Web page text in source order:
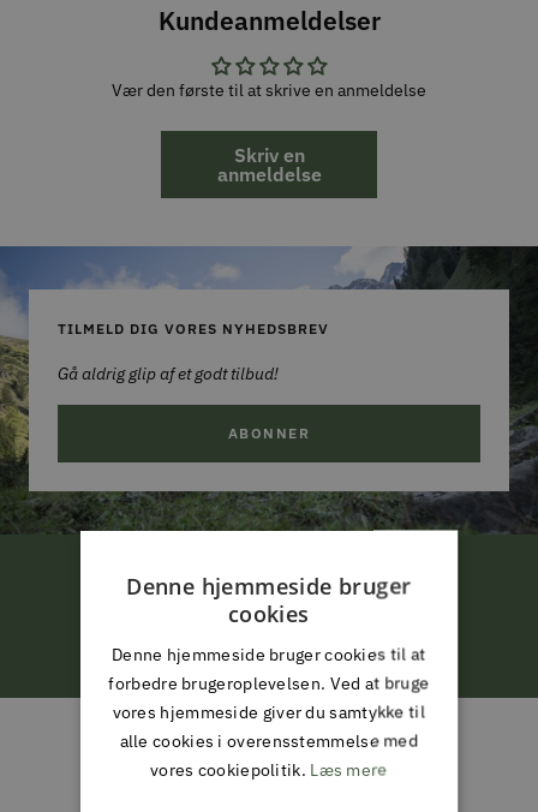
Kundeanmeldelser
Vær den første til at skrive en anmeldelse
Skriv en
anmeldelse
TILMELD DIG VORES NYHEDSBREV
Gå aldrig glip af et godt tilbud!
ABONNER
FRI LEVERING
Gå
til
slide
Gå
til
slide
Gå
til
slide
Gå
til
slide
ALMAS PARK & FRITID
Denne hjemmeside bruger
cookies
Denne hjemmeside bruger cookies til at
forbedre brugeroplevelsen. Ved at bruge
vores hjemmeside giver du samtykke til
alle cookies i overensstemmelse med
vores cookiepolitik. Læs mere